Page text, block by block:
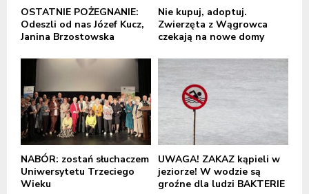
OSTATNIE POŻEGNANIE:
Odeszli od nas Józef Kucz,
Janina Brzostowska
Nie kupuj, adoptuj.
Zwierzęta z Wągrowca
czekają na nowe domy
NABÓR: zostań słuchaczem
Uniwersytetu Trzeciego
Wieku
UWAGA! ZAKAZ kąpieli w
jeziorze! W wodzie są
groźne dla ludzi BAKTERIE